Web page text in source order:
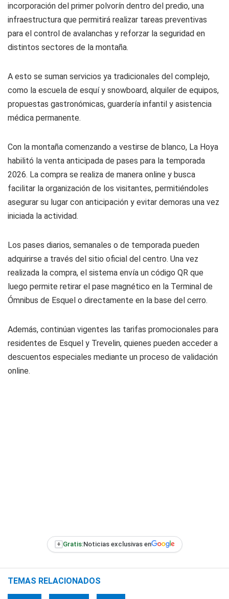
incorporación del primer polvorín dentro del predio, una
infraestructura que permitirá realizar tareas preventivas
para el control de avalanchas y reforzar la seguridad en
distintos sectores de la montaña.
A esto se suman servicios ya tradicionales del complejo,
como la escuela de esquí y snowboard, alquiler de equipos,
propuestas gastronómicas, guardería infantil y asistencia
médica permanente.
Con la montaña comenzando a vestirse de blanco, La Hoya
habilitó la venta anticipada de pases para la temporada
2026. La compra se realiza de manera online y busca
facilitar la organización de los visitantes, permitiéndoles
asegurar su lugar con anticipación y evitar demoras una vez
iniciada la actividad.
Los pases diarios, semanales o de temporada pueden
adquirirse a través del sitio oficial del centro. Una vez
realizada la compra, el sistema envía un código QR que
luego permite retirar el pase magnético en la Terminal de
Ómnibus de Esquel o directamente en la base del cerro.
Además, continúan vigentes las tarifas promocionales para
residentes de Esquel y Trevelin, quienes pueden acceder a
descuentos especiales mediante un proceso de validación
online.
+ Gratis:Noticias exclusivas en
TEMAS RELACIONADOS